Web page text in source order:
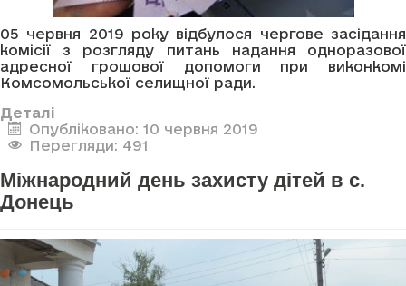
05 червня 2019 року відбулося чергове засідання
комісії з розгляду питань надання одноразової
адресної грошової допомоги при виконкомі
Комсомольської селищної ради.
Деталі
Опубліковано: 10 червня 2019
Перегляди: 491
Міжнародний день захисту дітей в с.
Донець